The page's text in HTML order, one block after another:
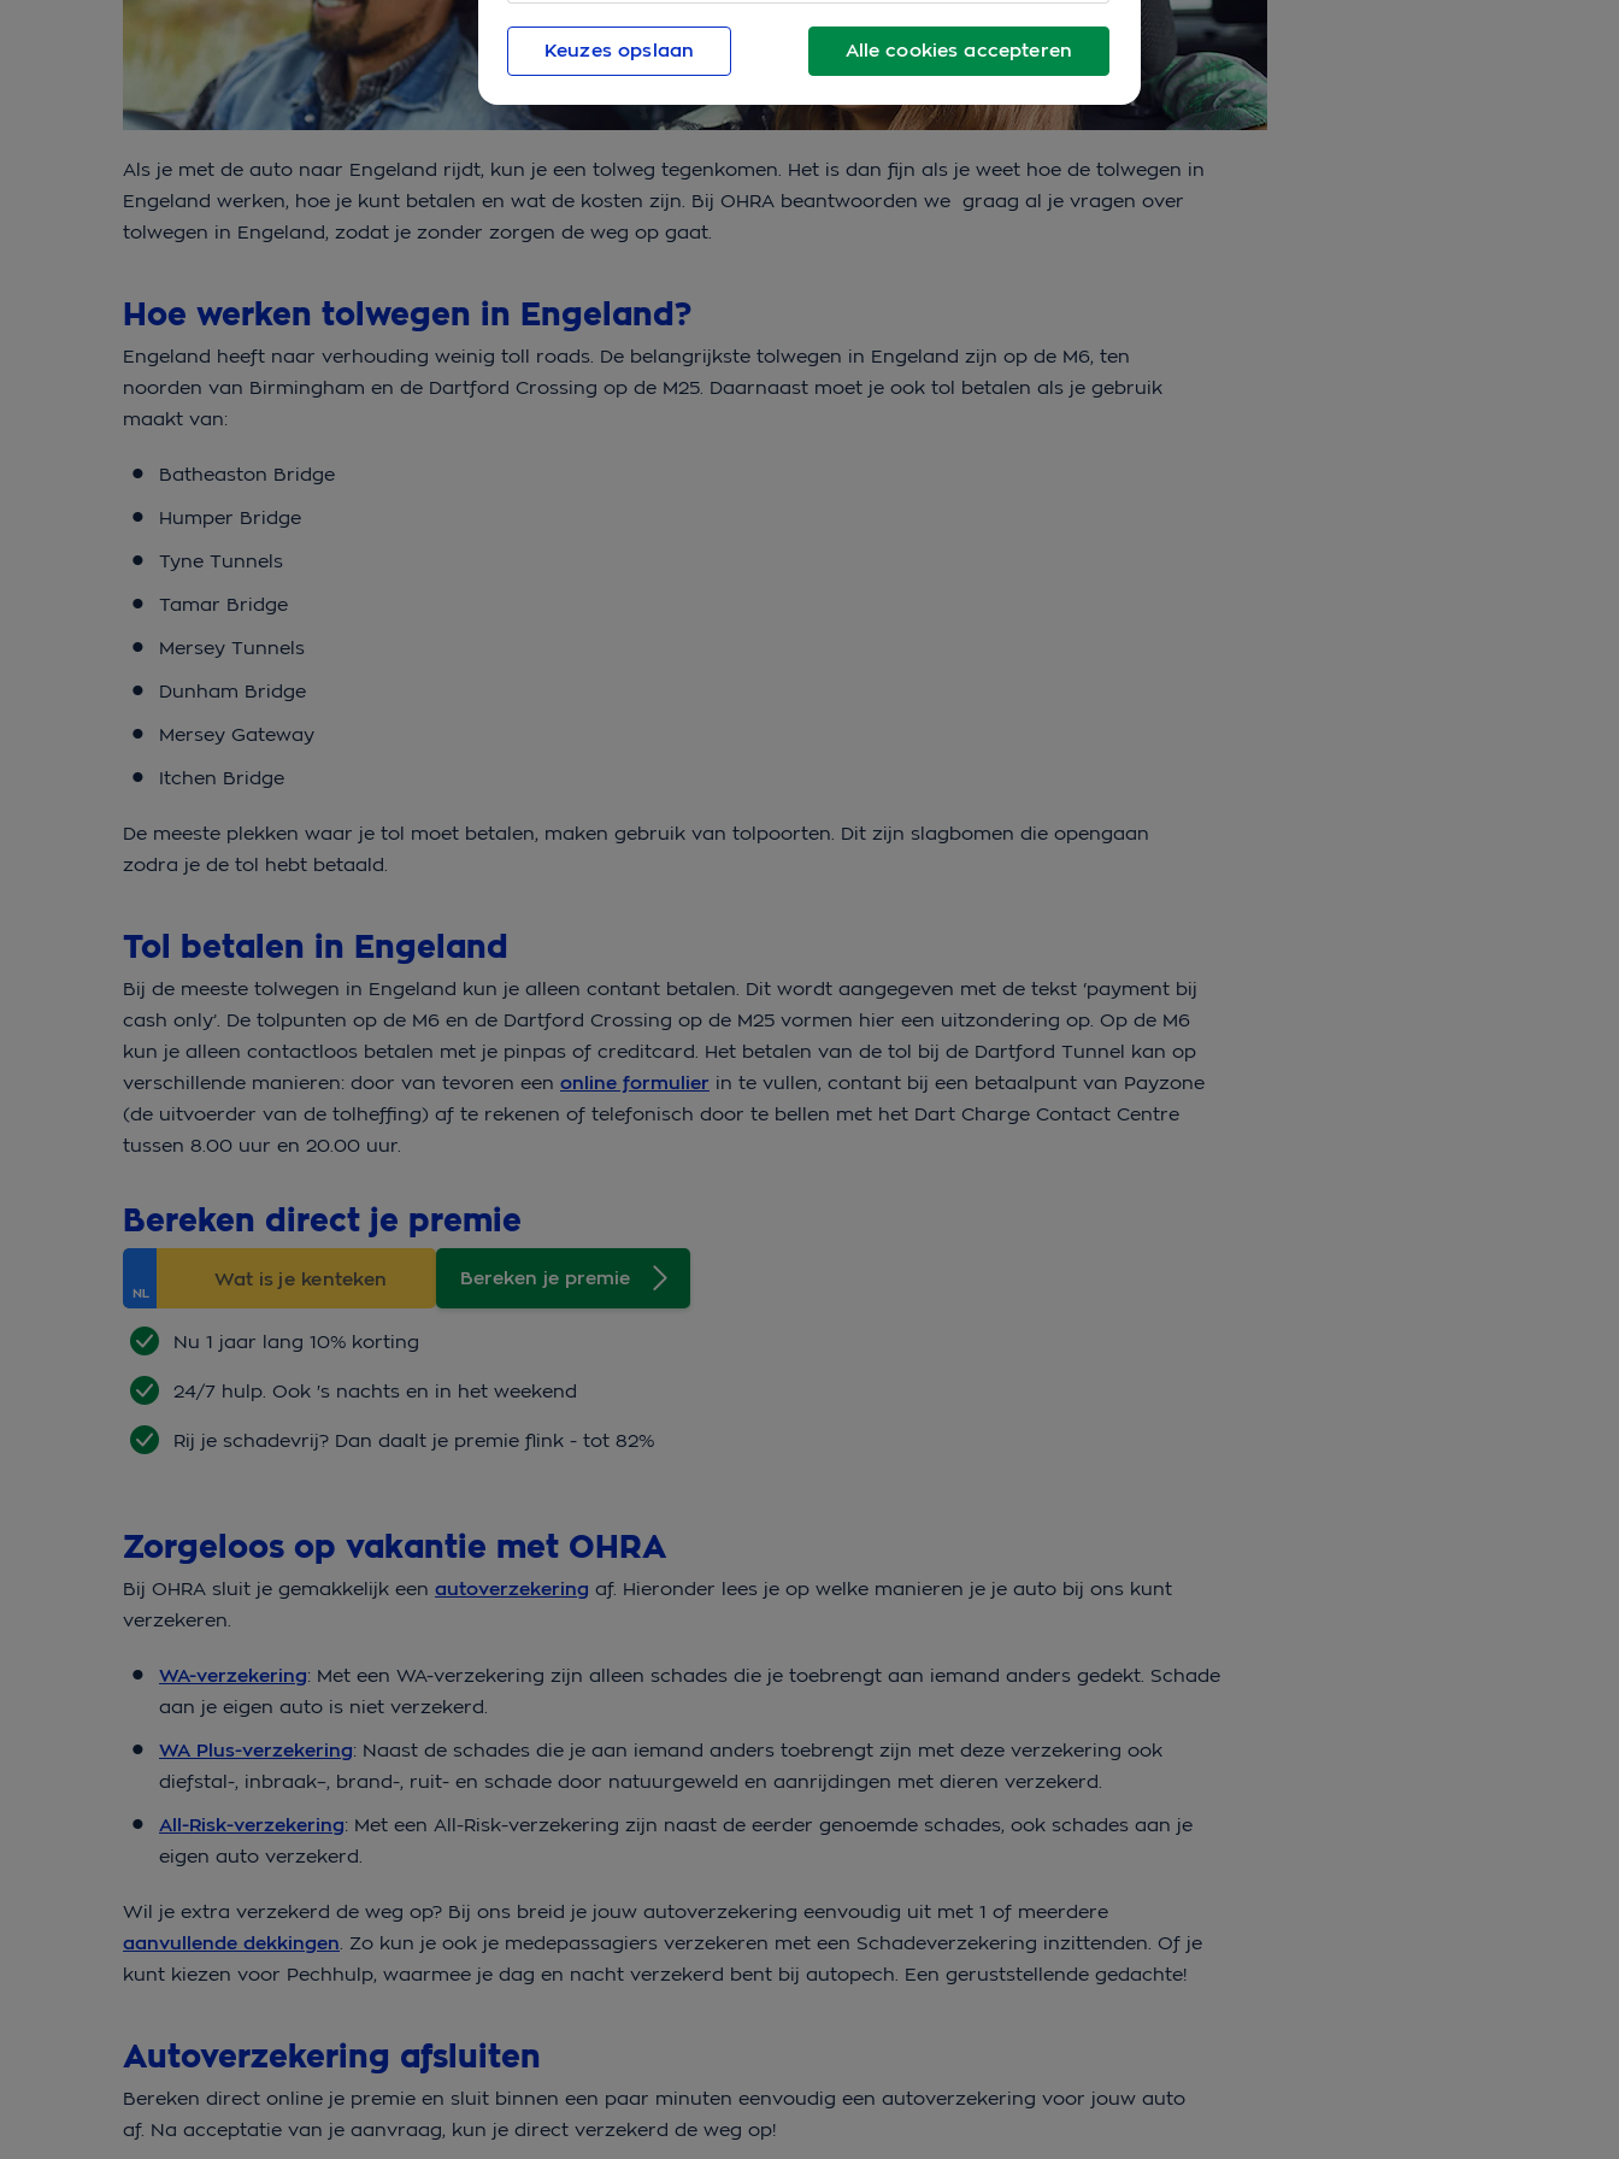
Als je met de auto naar Engeland rijdt, kun je een tolweg tegenkomen. Het is dan fijn als je weet hoe de tolwegen in
Engeland werken, hoe je kunt betalen en wat de kosten zijn. Bij OHRA beantwoorden we graag al je vragen over
tolwegen in Engeland, zodat je zonder zorgen de weg op gaat.
Hoe werken tolwegen in Engeland?
Engeland heeft naar verhouding weinig toll roads. De belangrijkste tolwegen in Engeland zijn op de M6, ten
noorden van Birmingham en de Dartford Crossing op de M25. Daarnaast moet je ook tol betalen als je gebruik
maakt van:
Batheaston Bridge
Humper Bridge
Tyne Tunnels
Tamar Bridge
Mersey Tunnels
Dunham Bridge
Mersey Gateway
Itchen Bridge
De meeste plekken waar je tol moet betalen, maken gebruik van tolpoorten. Dit zijn slagbomen die opengaan
zodra je de tol hebt betaald.
Tol betalen in Engeland
Bij de meeste tolwegen in Engeland kun je alleen contant betalen. Dit wordt aangegeven met de tekst ‘payment bij
cash only’. De tolpunten op de M6 en de Dartford Crossing op de M25 vormen hier een uitzondering op. Op de M6
kun je alleen contactloos betalen met je pinpas of creditcard. Het betalen van de tol bij de Dartford Tunnel kan op
verschillende manieren: door van tevoren een online formulier in te vullen, contant bij een betaalpunt van Payzone
(de uitvoerder van de tolheffing) af te rekenen of telefonisch door te bellen met het Dart Charge Contact Centre
tussen 8.00 uur en 20.00 uur.
Bereken direct je premie
Bereken je premie
Nu 1 jaar lang 10% korting
24/7 hulp. Ook 's nachts en in het weekend
Rij je schadevrij? Dan daalt je premie flink - tot 82%
Zorgeloos op vakantie met OHRA
Bij OHRA sluit je gemakkelijk een autoverzekering af. Hieronder lees je op welke manieren je je auto bij ons kunt
verzekeren.
WA-verzekering: Met een WA-verzekering zijn alleen schades die je toebrengt aan iemand anders gedekt. Schade
aan je eigen auto is niet verzekerd.
WA Plus-verzekering: Naast de schades die je aan iemand anders toebrengt zijn met deze verzekering ook
diefstal-, inbraak–, brand-, ruit- en schade door natuurgeweld en aanrijdingen met dieren verzekerd.
All-Risk-verzekering: Met een All-Risk-verzekering zijn naast de eerder genoemde schades, ook schades aan je
eigen auto verzekerd.
Wil je extra verzekerd de weg op? Bij ons breid je jouw autoverzekering eenvoudig uit met 1 of meerdere
aanvullende dekkingen . Zo kun je ook je medepassagiers verzekeren met een Schadeverzekering inzittenden. Of je
kunt kiezen voor Pechhulp, waarmee je dag en nacht verzekerd bent bij autopech. Een geruststellende gedachte!
Autoverzekering afsluiten
Bereken direct online je premie en sluit binnen een paar minuten eenvoudig een autoverzekering voor jouw auto
af. Na acceptatie van je aanvraag, kun je direct verzekerd de weg op!
Alle cookies accepteren
Keuzes opslaan